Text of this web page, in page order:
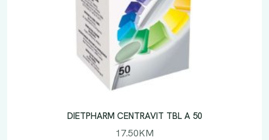
DIETPHARM CENTRAVIT TBL A 50
17.50KM